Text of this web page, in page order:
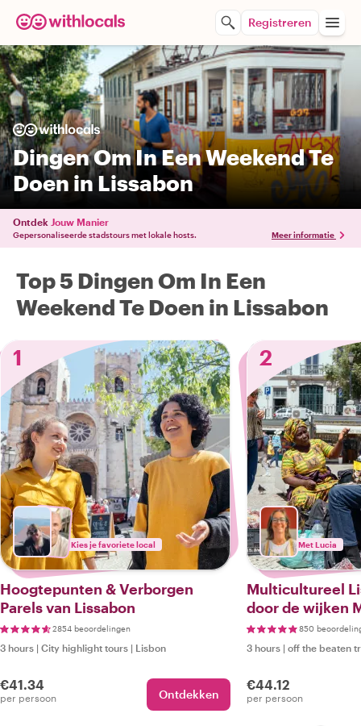
Registreren
Dingen Om In Een Weekend Te
Doen in Lissabon
Ontdek Jouw Manier
Gepersonaliseerde stadstours met lokale hosts. Meer informatie
Top 5 Dingen Om In Een
Weekend Te Doen in Lissabon
1
Kies je favoriete local
Hoogtepunten & Verborgen
Parels van Lissabon
2854 beoordelingen
3 hours | City highlight tours | Lisbon
€41.34
per persoon Ontdekken
2
Met Lucia
Multicultureel
door de wijken
Sodré
850
3 hours | off the beaten
€44.12
per persoon